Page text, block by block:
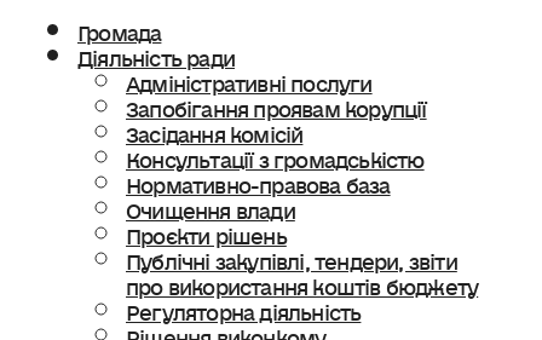
Громада
Діяльність ради
Адміністративні послуги
Запобігання проявам корупції
Засідання комісій
Консультації з громадськістю
Нормативно-правова база
Очищення влади
Проєкти рішень
Публічні закупівлі, тендери, звіти
про використання коштів бюджету
Регуляторна діяльність